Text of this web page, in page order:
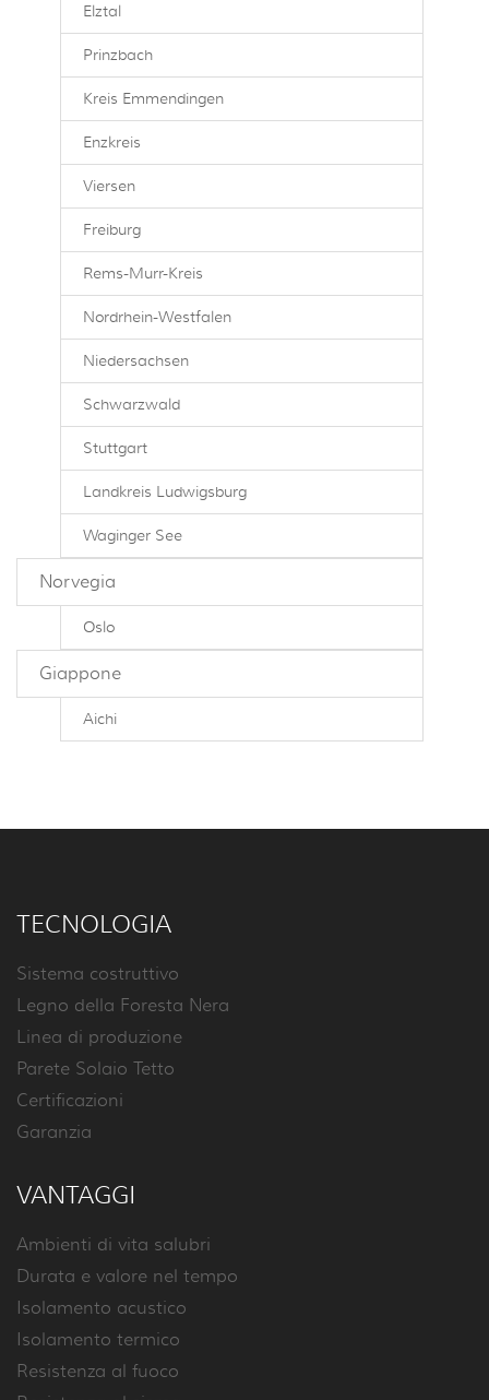
Elztal
Prinzbach
Kreis Emmendingen
Enzkreis
Viersen
Freiburg
Rems-Murr-Kreis
Nordrhein-Westfalen
Niedersachsen
Schwarzwald
Stuttgart
Landkreis Ludwigsburg
Waginger See
Norvegia
Oslo
Giappone
Aichi
TECNOLOGIA
Sistema costruttivo
Legno della Foresta Nera
Linea di produzione
Parete Solaio Tetto
Certificazioni
Garanzia
VANTAGGI
Ambienti di vita salubri
Durata e valore nel tempo
Isolamento acustico
Isolamento termico
Resistenza al fuoco